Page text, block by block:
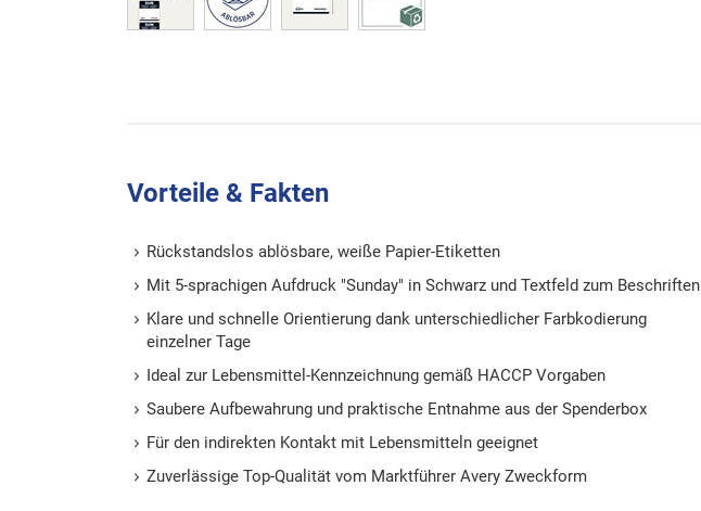
Vorteile & Fakten
Rückstandslos ablösbare, weiße Papier-Etiketten
Mit 5-sprachigen Aufdruck "Sunday" in Schwarz und Textfeld zum Beschriften
Klare und schnelle Orientierung dank unterschiedlicher Farbkodierung
einzelner Tage
Ideal zur Lebensmittel-Kennzeichnung gemäß HACCP Vorgaben
Saubere Aufbewahrung und praktische Entnahme aus der Spenderbox
Für den indirekten Kontakt mit Lebensmitteln geeignet
Zuverlässige Top-Qualität vom Marktführer Avery Zweckform